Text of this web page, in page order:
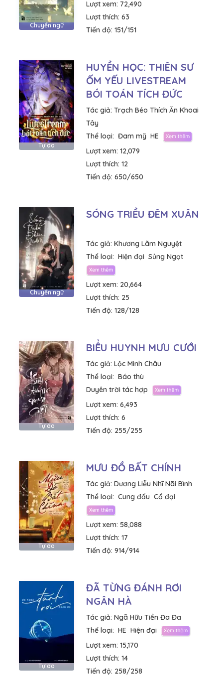
Chuyển ngữ
Lượt xem: 72,490
Lượt thích: 63
Tiến độ: 151/151
Tự do
HUYỀN HỌC: THIÊN SƯ
ỐM YẾU LIVESTREAM
BÓI TOÁN TÍCH ĐỨC
Tác giả: Trạch Béo Thích Ăn Khoai
Tây
Thể loại: Đam mỹ HE
Lượt xem: 12,079
Lượt thích: 12
Tiến độ: 650/650
Chuyển ngữ
SÓNG TRIỀU ĐÊM XUÂN
Tác giả: Khương Lãm Nguyệt
Thể loại: Hiện đại Sủng Ngọt
Lượt xem: 20,664
Lượt thích: 25
Tiến độ: 128/128
Tự do
BIỂU HUYNH MƯU CƯỚI
Tác giả: Lộc Minh Châu
Thể loại: Báo thù
Duyên trời tác hợp
Lượt xem: 6,493
Lượt thích: 6
Tiến độ: 255/255
Tự do
MƯU ĐỒ BẤT CHÍNH
Tác giả: Dương Liễu Nhĩ Nãi Bình
Thể loại: Cung đấu Cổ đại
Lượt xem: 58,088
Lượt thích: 17
Tiến độ: 914/914
Tự do
ĐÃ TỪNG ĐÁNH RƠI
NGÂN HÀ
Tác giả: Ngã Hữu Tiền Đa Đa
Thể loại: HE Hiện đại
Lượt xem: 15,170
Lượt thích: 14
Tiến độ: 258/258